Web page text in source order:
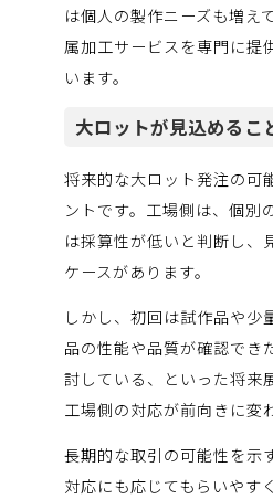
は個人の製作ニーズも増え
属加工サービスを専門に提
います。
大ロットが見込めるこ
将来的な大ロット発注の可
ントです。工場側は、個別
は採算性が低いと判断し、
ケースがあります。
しかし、初回は試作品や少
品の性能や品質が確認でき
討している、といった将来
工場側の対応が前向きに変
長期的な取引の可能性を示
対応にも応じてもらいやす